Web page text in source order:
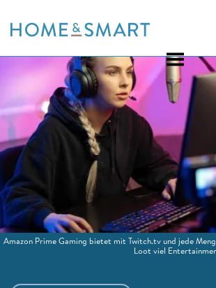
to
Amazon Prime Gaming bietet mit Twitch.tv und jede
Loot viel